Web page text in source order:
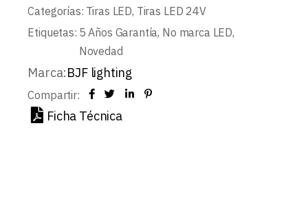
Categorías: Tiras LED, Tiras LED 24V
Etiquetas: 5 Años Garantía, No marca LED,
Novedad
Marca:BJF lighting
Compartir:
Ficha Técnica